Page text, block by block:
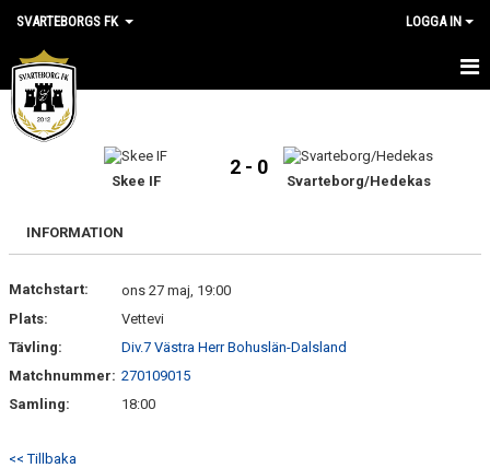
SVARTEBORGS FK LOGGA IN
HEM
KALENDER
KLUBBSHOP
MEDLEM
Skee IF
2 - 0
Svarteborg/Hedekas
INFORMATION
Matchstart:
ons 27 maj, 19:00
Plats:
Vettevi
Tävling:
Div.7 Västra Herr Bohuslän-Dalsland
Matchnummer: 270109015
Samling:
18:00
<< Tillbaka